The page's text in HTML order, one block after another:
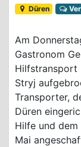
Düren
Am
Gastronom
Hilfstransport
Stryj
Transporter,
Düren
Hilfe und
Mai